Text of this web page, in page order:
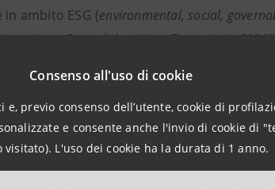
Consenso all'uso di cookie
e, previo consenso dell’utente, cookie di
e consente anche l'invio di cookie di
L'uso dei cookie ha la durata di 1 anno.
ambito ESG (environmental, social,
Consolidata Non Finanziaria
Relations